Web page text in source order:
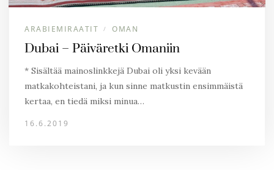
ARABIEMIRAATIT / OMAN
Dubai – Päiväretki Omaniin
* Sisältää mainoslinkkejä Dubai oli yksi kevään
matkakohteistani, ja kun sinne matkustin ensimmäistä
kertaa, en tiedä miksi minua…
16.6.2019